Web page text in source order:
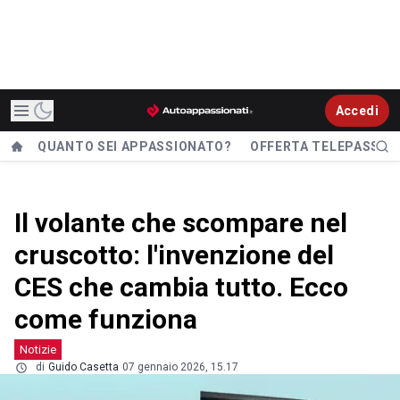
Accedi
QUANTO SEI APPASSIONATO? OFFERTA TELEPASS
Il volante che scompare nel
cruscotto: l'invenzione del
CES che cambia tutto. Ecco
come funziona
Notizie
di Guido Casetta 07 gennaio 2026, 15.17